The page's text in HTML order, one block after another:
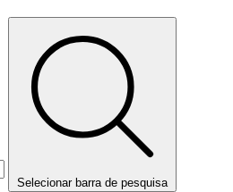
Selecionar barra de pesquisa